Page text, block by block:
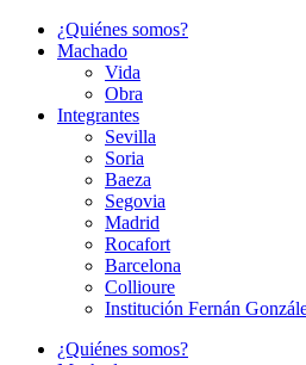
¿Quiénes somos?
Machado
Vida
Obra
Integrantes
Sevilla
Soria
Baeza
Segovia
Madrid
Rocafort
Barcelona
Collioure
Institución Fernán
¿Quiénes somos?